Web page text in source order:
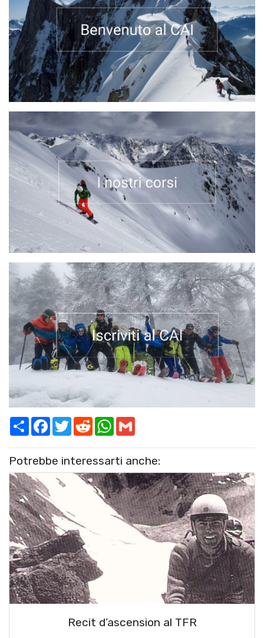
ShareFacebook
TwitterRedditWhatsApp
Potrebbe interessarti anche:
Recit d’ascension al TFR